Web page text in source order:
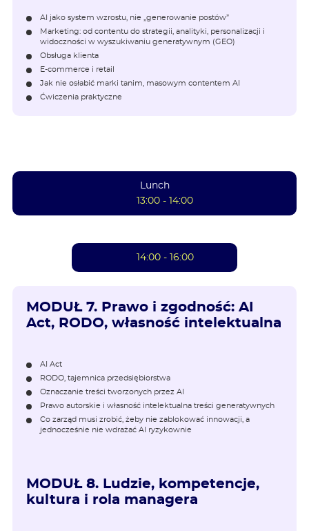
AI jako system wzrostu, nie „generowanie postów”
Marketing: od contentu do strategii, analityki, personalizacji i
widoczności w wyszukiwaniu generatywnym (GEO)
Obsługa klienta
E-commerce i retail
Jak nie osłabić marki tanim, masowym contentem AI
Ćwiczenia praktyczne
Lunch
13:00 - 14:00
14:00 - 16:00
MODUŁ 7. Prawo i zgodność: AI
Act, RODO, własność intelektualna
AI Act
RODO, tajemnica przedsiębiorstwa
Oznaczanie treści tworzonych przez AI
Prawo autorskie i własność intelektualna treści generatywnych
Co zarząd musi zrobić, żeby nie zablokować innowacji, a
jednocześnie nie wdrażać AI ryzykownie
MODUŁ 8. Ludzie, kompetencje,
kultura i rola managera